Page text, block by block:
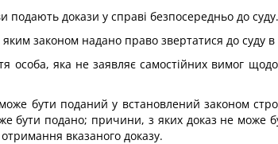
подають докази у справі безпосередньо до суду.
законом надано право звертатися до суду
особа, яка не заявляє самостійних вимог
бути поданий у встановлений законом
бути подано; причини, з яких доказ не може
вказаного доказу.